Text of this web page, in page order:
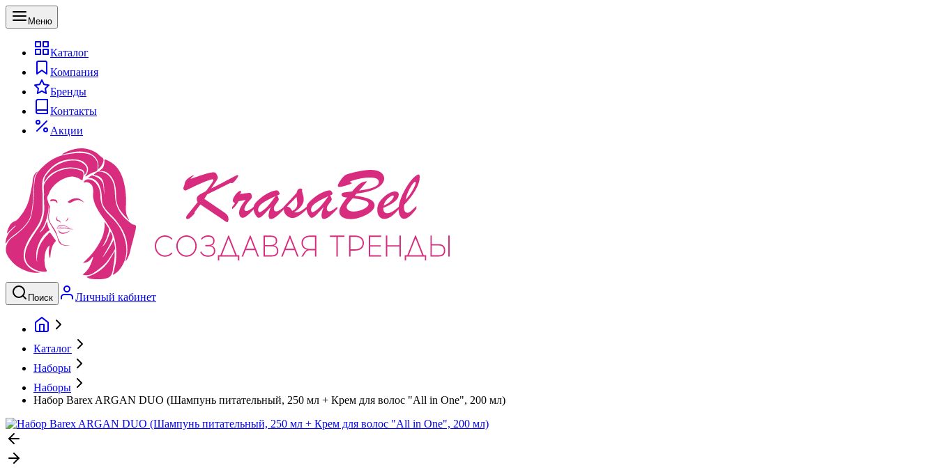
Меню
Каталог
Компания
Бренды
Контакты
Акции
Поиск Личный кабинет
Каталог
Наборы
Наборы
Набор Barex ARGAN DUO (Шампунь питательный, 250 мл + Крем для волос "All in One", 200 мл)